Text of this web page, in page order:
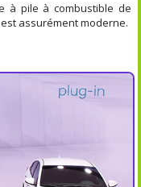
à pile à combustible de
assurément moderne.